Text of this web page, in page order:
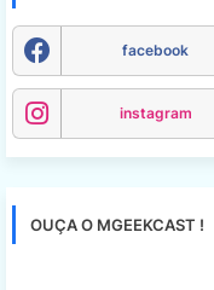
facebook
instagram
OUÇA O MGEEKCAST !